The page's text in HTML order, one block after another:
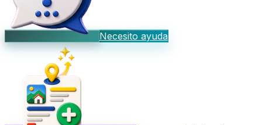
Necesito ayuda